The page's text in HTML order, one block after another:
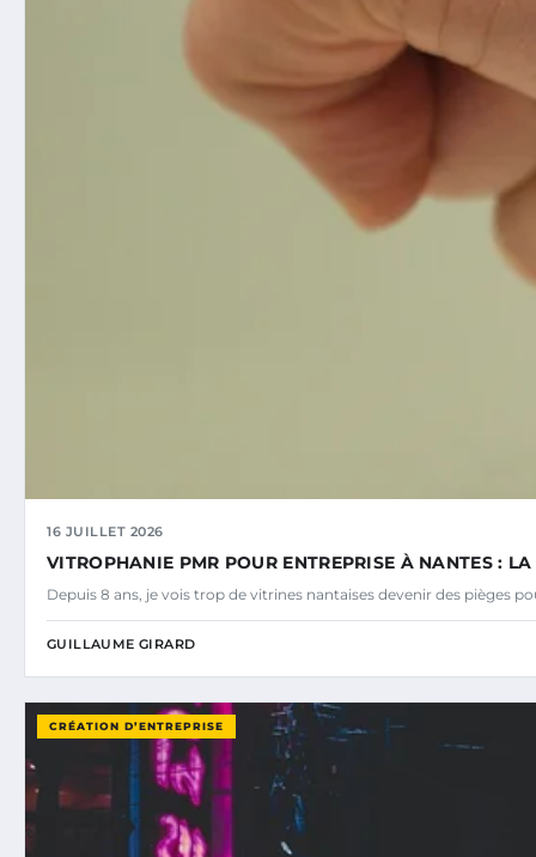
16 JUILLET 2026
VITROPHANIE PMR POUR ENTREPRISE À NANTES :
Depuis 8 ans, je vois trop de vitrines nantaises devenir des pièges
GUILLAUME GIRARD
CRÉATION D’ENTREPRISE